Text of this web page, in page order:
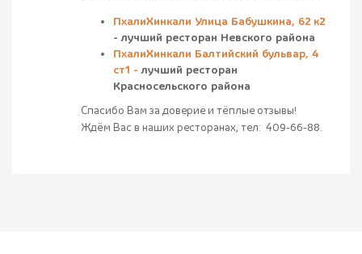
ПхалиХинкали Улица Бабушкина, 62 к2
- лучший ресторан Невского района
ПхалиХинкали Балтийский бульвар, 4
ст1 - лучший ресторан
Красносельского района
Спасибо Вам за доверие и тёплые отзывы!
Ждём Вас в наших ресторанах, тел: 409-66-88.